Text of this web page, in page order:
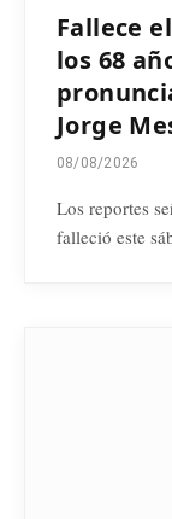
Fallece
los 68
Jorge
08/08/2026
Los reportes
falleció este